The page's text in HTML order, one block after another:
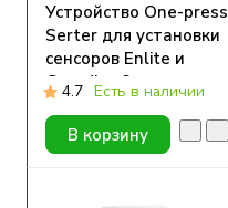
Устройство One-press
Serter для установки
сенсоров Enlite и
Guardian 3,
ММТ-7512, 1 шт.
4.7 Есть в наличии
В корзину